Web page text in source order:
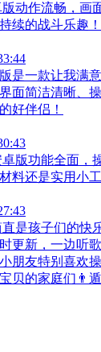
动作流畅，画
续的战斗乐趣
是一款让我满
面简洁清晰、
好伴侣！
版功能全面，
料还是实用小工
是孩子们的快
更新，一边听
朋友特别喜欢
贝的家庭们👨‍